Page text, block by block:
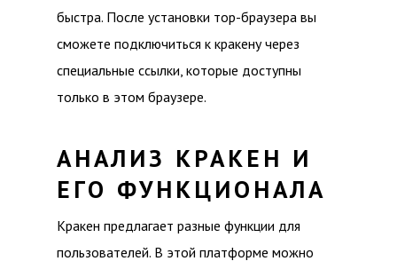
быстра. После установки тор-браузера вы
сможете подключиться к кракену через
специальные ссылки, которые доступны
только в этом браузере.
АНАЛИЗ КРАКЕН И
ЕГО ФУНКЦИОНАЛА
Кракен предлагает разные функции для
пользователей. В этой платформе можно